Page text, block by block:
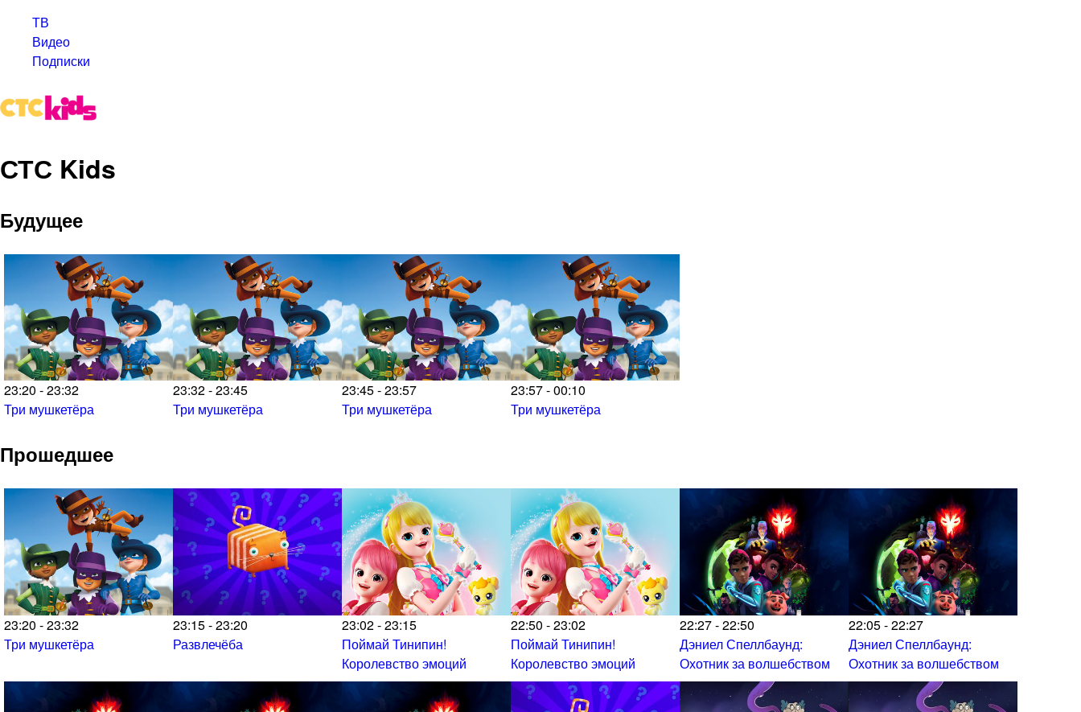
ТВ
Видео
Подписки
СТС Kids
Будущее
23:20 - 23:32
Три мушкетёра
23:32 - 23:45
Три мушкетёра
23:45 - 23:57
Три мушкетёра
23:57 - 00:10
Три мушкетёра
Прошедшее
23:20 - 23:32
Три мушкетёра
23:15 - 23:20
Развлечёба
23:02 - 23:15
Поймай Тинипин!
Королевство эмоций
22:50 - 23:02
Поймай Тинипин!
Королевство эмоций
22:27 - 22:50
Дэниел Спеллбаунд:
Охотник за волшебством
22:05 - 22:27
Дэниел Спеллбаунд:
Охотник за волшебством